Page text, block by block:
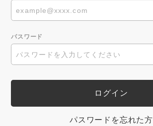
パスワード
パスワードを忘れた方